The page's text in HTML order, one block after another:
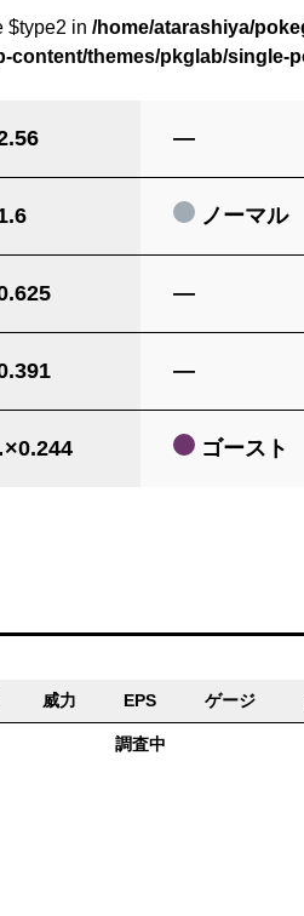
$type2 in /home/atarashiya/
content/themes/pkglab/single-
―
ノーマル
―
―
ゴースト
威力 EPS ゲージ
調査中